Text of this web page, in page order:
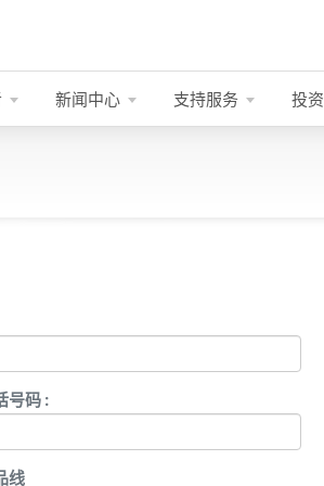
新闻中心 支持服务 投
号码 :
线